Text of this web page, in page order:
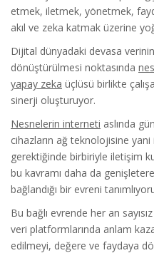
etmek, iletmek, yönetmek,
akıl ve zeka katmak üzerine
Dijital dünyadaki devasa
dönüştürülmesi noktasında
yapay zeka üçlüsü birlikte
sinerji oluşturuyor.
Nesnelerin interneti aslında
cihazların ağ teknolojisine yani
gerektiğinde birbiriyle iletişim
bu kavramı daha da
bağlandığı bir evreni
Bu bağlı evrende her an
veri platformlarında anlam
edilmeyi, değere ve faydaya